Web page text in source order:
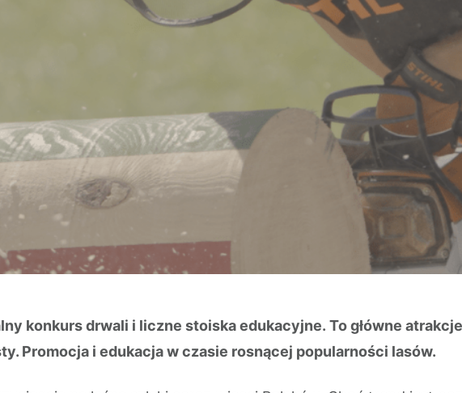
konkurs drwali i liczne stoiska edukacyjne. To główne atrakcje
Promocja i edukacja w czasie rosnącej popularności lasów.